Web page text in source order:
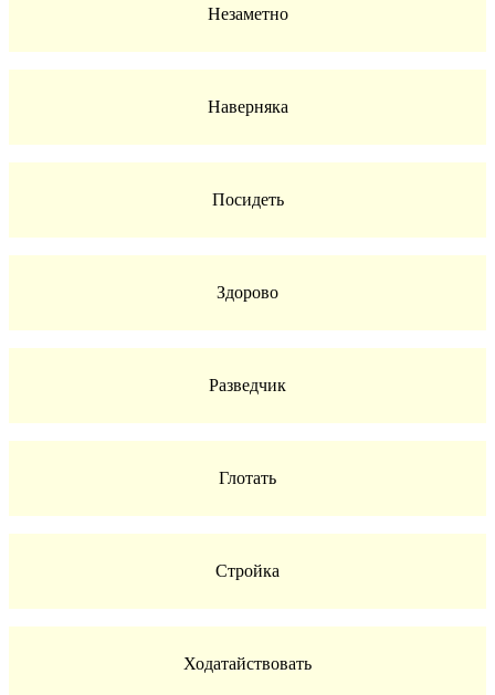
Незаметно
Наверняка
Посидеть
Здорово
Разведчик
Глотать
Стройка
Ходатайствовать